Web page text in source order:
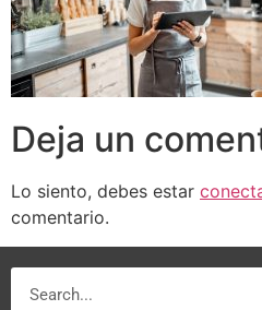
Deja un
Lo siento, debes estar
comentario.